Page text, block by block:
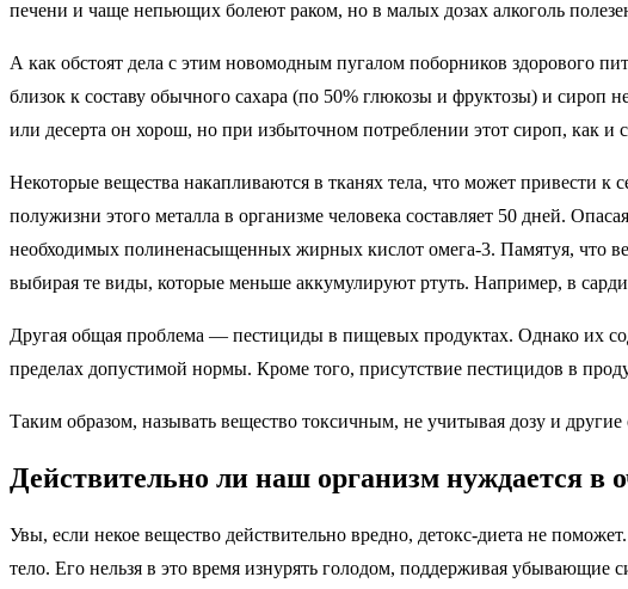
печени и чаще непьющих болеют раком, но в малых дозах алкоголь
А как обстоят дела с этим новомодным пугалом поборников здорового
близок к составу обычного сахара (по 50% глюкозы и фруктозы) и сироп
или десерта он хорош, но при избыточном потреблении этот сироп, как и
Некоторые вещества накапливаются в тканях тела, что может привести
полужизни этого металла в организме человека составляет 50 дней.
необходимых полиненасыщенных жирных кислот омега-3. Памятуя, что
выбирая те виды, которые меньше аккумулируют ртуть. Например, в
Другая общая проблема — пестициды в пищевых продуктах. Однако их
пределах допустимой нормы. Кроме того, присутствие пестицидов в
Таким образом, называть вещество токсичным, не учитывая дозу и
Действительно ли наш организм нуждается в
Увы, если некое вещество действительно вредно, детокс-диета не
тело. Его нельзя в это время изнурять голодом, поддерживая